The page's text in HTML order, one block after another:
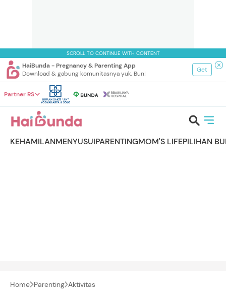
SCROLL TO CONTINUE WITH CONTENT
HaiBunda - Pregnancy & Parenting App
Download & gabung komunitasnya yuk, Bun!
Get
Partner RS
KEHAMILANMENYUSUIPARENTINGMOM'S LIFEPILIHAN
Home Parenting Aktivitas